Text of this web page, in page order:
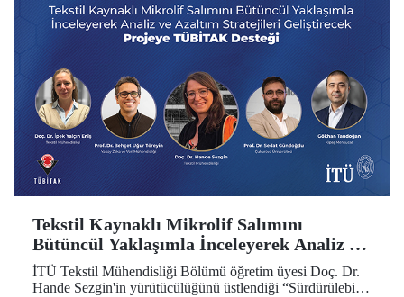
Tekstil Kaynaklı Mikrolif Salımını
Bütüncül Yaklaşımla İnceleyerek Analiz ve
Azaltım Stratejileri Geliştirecek Projeye
TÜBİTAK Desteği
İTÜ Tekstil Mühendisliği Bölümü öğretim üyesi Doç. Dr.
Hande Sezgin'in yürütücülüğünü üstlendiği “Sürdürülebilir